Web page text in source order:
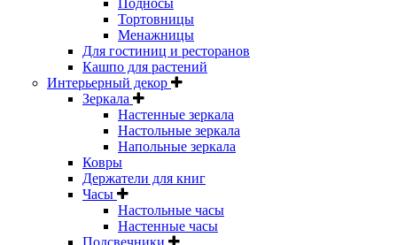
Подносы
Тортовницы
Менажницы
Для гостиниц и ресторанов
Кашпо для растений
Интерьерный декор
Зеркала
Настенные зеркала
Настольные зеркала
Напольные зеркала
Ковры
Держатели для книг
Часы
Настольные часы
Настенные часы
Подсвечники